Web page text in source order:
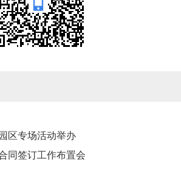
区专场活动举办
同签订工作布置会